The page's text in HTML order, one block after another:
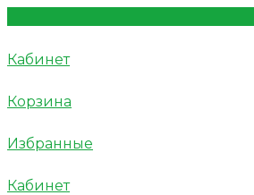
Кабинет
Корзина
Избранные
Кабинет